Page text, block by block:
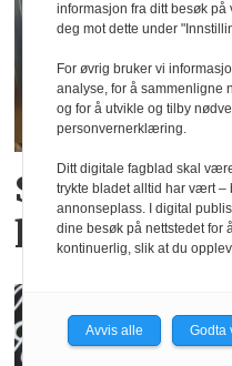
SSB: Ny
informasjon fra ditt besøk på
deg mot dette under
For øvrig bruker vi
analyse, for å sammenligne
og for å utvikle og tilby
personvernerklæring.
Ditt digitale fagblad skal
trykte bladet alltid har vært
annonseplass. I digital
dine besøk på nettstedet for
kontinuerlig, slik at du
Avvis alle Godta